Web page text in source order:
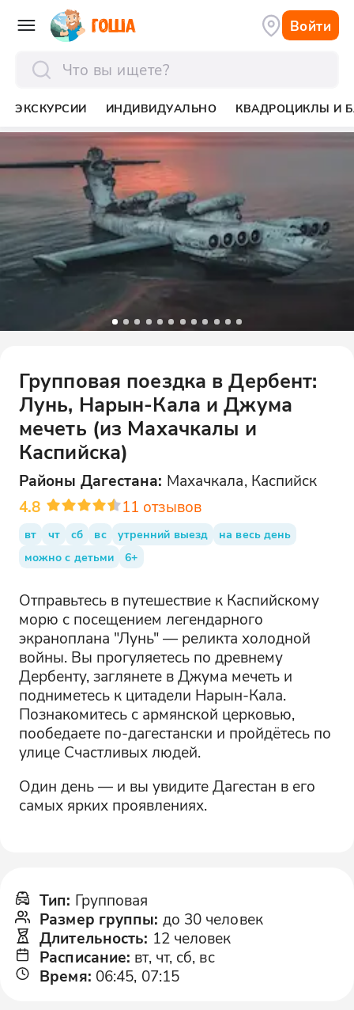
Войти
ЭКСКУРСИИ ИНДИВИДУАЛЬНО КВАДРОЦИКЛЫ И
Групповая поездка в Дербент:
Лунь, Нарын-Кала и Джума
мечеть (из Махачкалы и
Каспийска)
Районы Дагестана: Махачкала, Каспийск
4.8
11 отзывов
вт чт сб вс утренний выезд
на весь день
можно с детьми
6+
Отправьтесь в путешествие к Каспийскому
морю с посещением легендарного
экраноплана "Лунь" — реликта холодной
войны. Вы прогуляетесь по древнему
Дербенту, заглянете в Джума мечеть и
подниметесь к цитадели Нарын-Кала.
Познакомитесь с армянской церковью,
пообедаете по-дагестански и пройдётесь по
улице Счастливых людей.
Один день — и вы увидите Дагестан в его
самых ярких проявлениях.
Тип: Групповая
Размер группы: до 30 человек
Длительность: 12 человек
Расписание: вт, чт, сб, вс
Время: 06:45, 07:15